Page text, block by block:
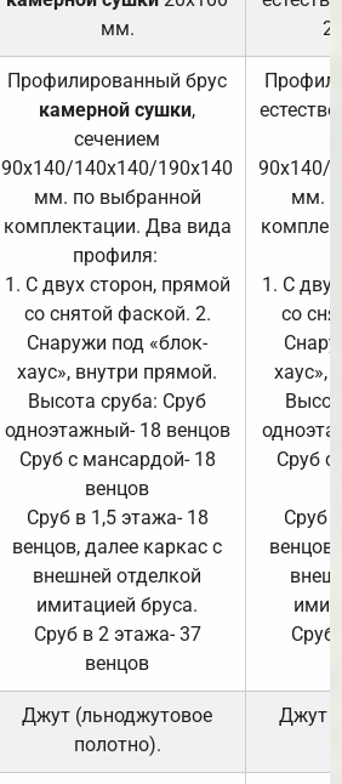
мм.
Профилированный брус
камерной сушки,
сечением
90х140/140х140/190х140
мм. по выбранной
комплектации. Два вида
профиля:
1. С двух сторон, прямой
со снятой фаской. 2.
Снаружи под «блок-
хаус», внутри прямой.
Высота сруба: Сруб
одноэтажный- 18 венцов
Сруб с мансардой- 18
венцов
Сруб в 1,5 этажа- 18
венцов, далее каркас с
внешней отделкой
имитацией бруса.
Сруб в 2 этажа- 37
венцов
90х140/
мм.
1. С
со
хаус»,
Сруб с
Сруб
Сруб
Джут (льноджутовое
полотно).
Джут